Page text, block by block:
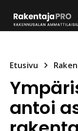
Etusivu
antoi